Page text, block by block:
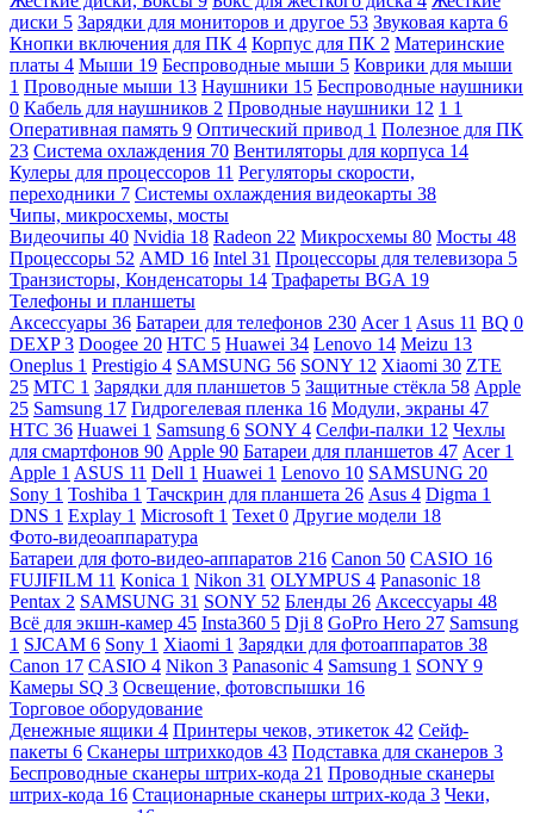
диски 5 Зарядки для мониторов и другое 53 Звуковая карта 6
Кнопки включения для ПК 4 Корпус для ПК 2 Материнские
платы 4 Мыши 19 Беспроводные мыши 5 Коврики для мыши
1 Проводные мыши 13 Наушники 15 Беспроводные наушники
0 Кабель для наушников 2 Проводные наушники 12 1 1
Оперативная память 9 Оптический привод 1 Полезное для ПК
23 Система охлаждения 70 Вентиляторы для корпуса 14
Кулеры для процессоров 11 Регуляторы скорости,
переходники 7 Системы охлаждения видеокарты 38
Чипы, микросхемы, мосты
Видеочипы 40 Nvidia 18 Radeon 22 Микросхемы 80 Мосты 48
Процессоры 52 AMD 16 Intel 31 Процессоры для телевизора 5
Транзисторы, Конденсаторы 14 Трафареты BGA 19
Телефоны и планшеты
Аксессуары 36 Батареи для телефонов 230 Acer 1 Asus 11 BQ 0
DEXP3 Doogee 20 HTC 5 Huawei 34 Lenovo 14 Meizu 13
Oneplus 1 Prestigio 4 SAMSUNG 56 SONY 12 Xiaomi 30 ZTE
25 МТС 1 Зарядки для планшетов 5 Защитные стёкла 58 Apple
25 Samsung 17 Гидрогелевая пленка 16 Модули, экраны 47
HTC 36 Huawei 1 Samsung 6 SONY 4 Селфи-палки 12 Чехлы
для смартфонов 90 Apple 90 Батареи для планшетов 47 Acer 1
Apple 1 ASUS 11 Dell 1 Huawei 1 Lenovo 10 SAMSUNG 20
Sony 1 Toshiba 1 Тачскрин для планшета 26 Asus 4 Digma 1
DNS 1 Explay 1 Microsoft 1 Texet 0 Другие модели 18
Фото-видеоаппаратура
Батареи для фото-видео-аппаратов 216 Canon 50 CASIO 16
FUJIFILM 11 Konica 1 Nikon 31 OLYMPUS 4 Panasonic 18
Pentax 2 SAMSUNG 31 SONY 52 Бленды 26 Аксессуары 48
Всё для экшн-камер 45 Insta360 5 Dji 8 GoPro Hero 27 Samsung
1 SJCAM 6 Sony 1 Xiaomi 1 Зарядки для фотоаппаратов 38
Canon 17 CASIO 4 Nikon 3 Panasonic 4 Samsung 1 SONY 9
Камеры SQ 3 Освещение, фотовспышки 16
Торговое оборудование
Денежные ящики 4 Принтеры чеков, этикеток 42 Сейф-
пакеты 6 Сканеры штрихкодов 43 Подставка для сканеров 3
Беспроводные сканеры штрих-кода 21 Проводные сканеры
штрих-кода 16 Стационарные сканеры штрих-кода 3 Чеки,